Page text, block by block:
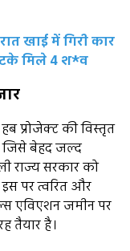
खाई में गिरी कार
मिले 4 श*व
प्रोजेक्ट की विस्तृत
जिसे बेहद जल्द
राज्य सरकार को
पर त्वरित और
एविएशन जमीन पर
तैयार है।